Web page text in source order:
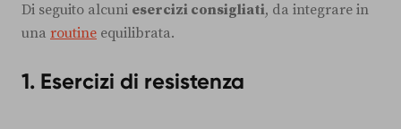
Di seguito alcuni esercizi consigliati, da integrare in
una routine equilibrata.
1. Esercizi di resistenza